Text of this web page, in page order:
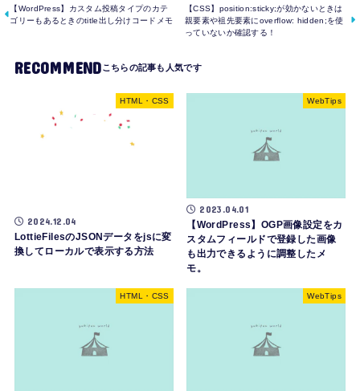
【WordPress】カスタム投稿タイプのカテ
ゴリーもあるときのtitle出し分けコードメモ
【CSS】position:sticky;が効かないときは
親要素や祖先要素にoverflow: hidden;を使
っていないか確認する！
RECOMMEND
HTML・CSS
2024.12.04
LottieFilesのJSONデータをjsに変
換してローカルで表示する方法
WebTips
2023.04.01
【WordPress】OGP画像設定をカ
スタムフィールドで登録した画像
も出力できるように調整したメ
モ。
HTML・CSS WebTips